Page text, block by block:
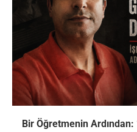
Bir Öğretmenin